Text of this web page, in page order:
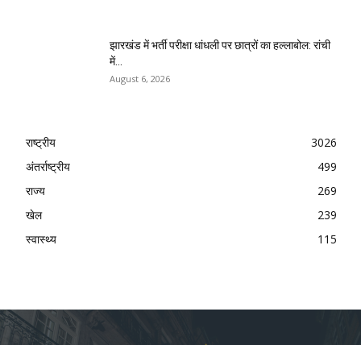
झारखंड में भर्ती परीक्षा धांधली पर छात्रों का हल्लाबोल: रांची
में...
August 6, 2026
राष्ट्रीय
3026
अंतर्राष्ट्रीय
499
राज्य
269
खेल
239
स्वास्थ्य
115